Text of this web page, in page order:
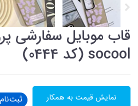
قاب موبایل سفارشی
socool (کد 0444)
نمایش قیمت به همکار ثبت‌نام